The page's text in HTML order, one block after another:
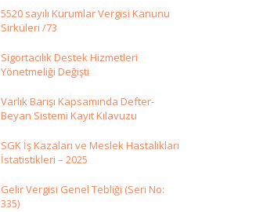
5520 sayılı Kurumlar Vergisi Kanunu
Sirküleri /73
Sigortacılık Destek Hizmetleri
Yönetmeliği Değişti
Varlık Barışı Kapsamında Defter-
Beyan Sistemi Kayıt Kılavuzu
SGK İş Kazaları ve Meslek Hastalıkları
İstatistikleri – 2025
Gelir Vergisi Genel Tebliği (Seri No:
335)